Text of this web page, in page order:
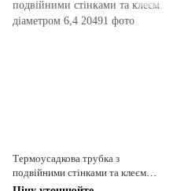
Термоусадкова трубка з
подвійними стінками та клеєм
діаметром 6,4